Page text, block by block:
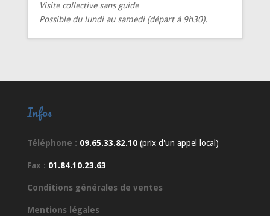
Visite collective sans guide
Possible du lundi au samedi (départ à 9h30).
Infos
Téléphone : 09.65.33.82.10(prix d'un appel local)
Fax : 01.84.10.23.63
Conditions générales de ventes
Mentions légales